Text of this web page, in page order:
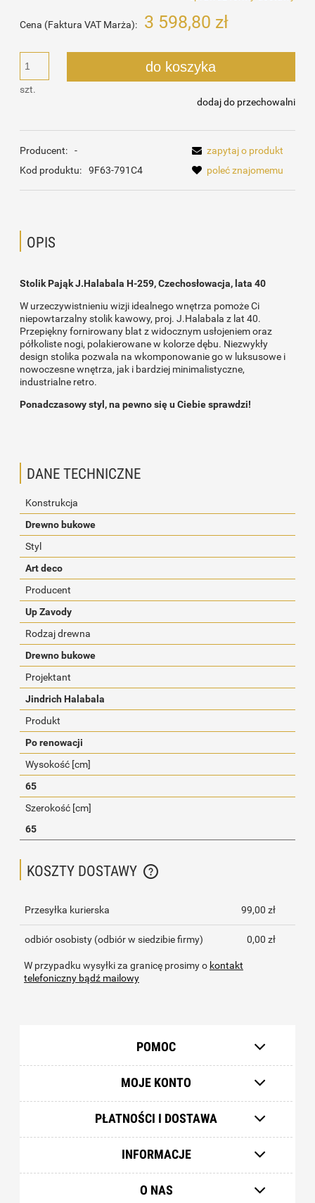
Cena (Faktura VAT Marża): 3 598,80 zł
szt.
do koszyka
dodaj do przechowalni
Producent:
-
Kod produktu:
9F63-791C4
zapytaj o produkt
poleć znajomemu
OPIS
Stolik Pająk J.Halabala H-259, Czechosłowacja, lata 40
W urzeczywistnieniu wizji idealnego wnętrza pomoże Ci
niepowtarzalny stolik kawowy, proj. J.Halabala z lat 40.
Przepiękny fornirowany blat z widocznym usłojeniem oraz
półkoliste nogi, polakierowane w kolorze dębu. Niezwykły
design stolika pozwala na wkomponowanie go w luksusowe i
nowoczesne wnętrza, jak i bardziej minimalistyczne,
industrialne retro.
Ponadczasowy styl, na pewno się u Ciebie sprawdzi!
DANE TECHNICZNE
Konstrukcja
Drewno bukowe
Styl
Art deco
Producent
Up Zavody
Rodzaj drewna
Drewno bukowe
Projektant
Jindrich Halabala
Produkt
Po renowacji
Wysokość [cm]
65
Szerokość [cm]
65
KOSZTY DOSTAWY
CENA NIE ZAWIERA EWENTUALNYCH KOSZTÓW PŁATNOŚCI
Przesyłka kurierska 99,00 zł
odbiór osobisty (odbiór w siedzibie firmy) 0,00 zł
W przypadku wysyłki za granicę prosimy o kontakt
telefoniczny bądź mailowy
POMOC
MOJE KONTO
PŁATNOŚCI I DOSTAWA
INFORMACJE
O NAS